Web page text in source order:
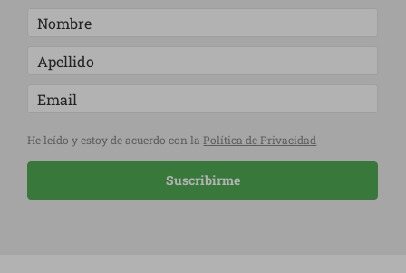
He leído y estoy de acuerdo con la Política de Privacidad
Suscribirme